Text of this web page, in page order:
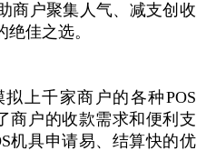
商户聚集人气、减支创收
佳之选。
上千家商户的各种POS
商户的收款需求和便利支
机具申请易、结算快的优